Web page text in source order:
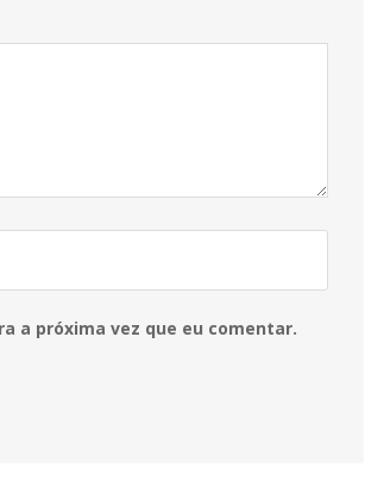
a próxima vez que eu comentar.